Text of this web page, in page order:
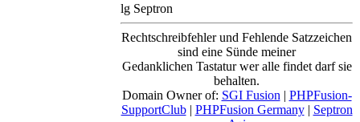
lg Septron
Rechtschreibfehler und Fehlende Satzzeichen
sind eine Sünde meiner
Gedanklichen Tastatur wer alle findet darf sie
behalten.
Domain Owner of: SGI Fusion | PHPFusion-
SupportClub| PHPFusion Germany| Septron